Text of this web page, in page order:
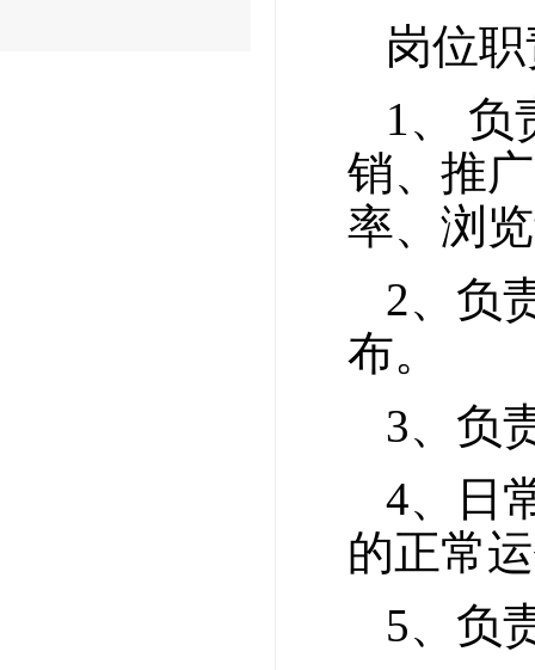
岗位
1、 负
销、推
率、浏
2、负
布。
3、负
4、日
的正常
5、负